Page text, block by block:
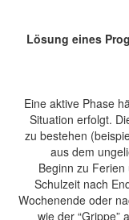
Lösung eines
Eine aktive Phase
Situation erfolgt.
zu bestehen
aus dem
Beginn zu
Schulzeit nach
Wochenende oder
wie der “Grippe”